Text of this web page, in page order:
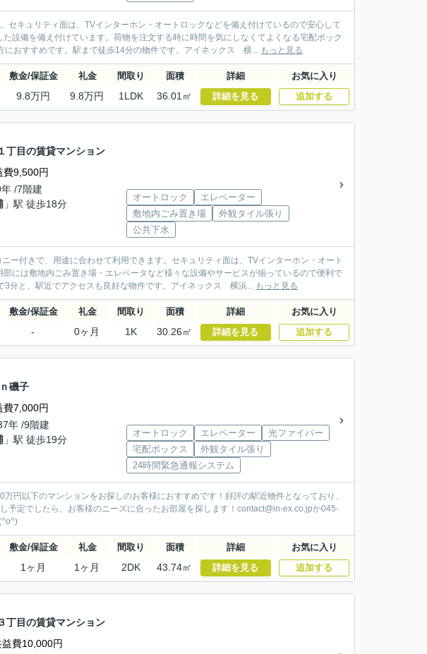
セキュリティ面は、TVインターホン・オートロックなどを備え付けているので安心して
設備を備え付けています。荷物を注文する時に時間を気にしなくてよくなる宅配ボック
におすすめです。駅まで徒歩14分の物件です。アイネックス 横... もっと見る
敷金/保証金 礼金 間取り 面積 詳細 お気に入り
9.8万円 9.8万円 1LDK 36.01㎡ 詳細を見る 追加する
丁目の賃貸マンション
費9,500円
/7階建
」駅 徒歩18分
オートロック
エレベーター
敷地内ごみ置き場
外観タイル張り
公共下水
ー付きで、用途に合わせて利用できます。セキュリティ面は、TVインターホン・オート
には敷地内ごみ置き場・エレベータなど様々な設備やサービスが揃っているので便利で
3分と、駅近でアクセスも良好な物件です。アイネックス 横浜... もっと見る
敷金/保証金 礼金 間取り 面積 詳細 お気に入り
- 0ヶ月 1K 30.26㎡ 詳細を見る 追加する
磯子
費7,000円
年 /9階建
」駅 徒歩19分
オートロック エレベーター
光ファイバー
宅配ボックス
外観タイル張り
24時間緊急通報システム
円以下のマンションをお探しのお客様におすすめです！好評の駅近物件となっており、
予定でしたら、お客様のニーズに合ったお部屋を探します！contact@in-ex.co.jpか045-
敷金/保証金 礼金 間取り 面積 詳細 お気に入り
1ヶ月 1ヶ月 2DK 43.74㎡ 詳細を見る 追加する
丁目の賃貸マンション
費10,000円